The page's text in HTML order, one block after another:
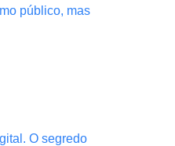
público, mas
O segredo